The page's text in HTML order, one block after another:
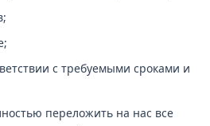
с требуемыми сроками и
переложить на нас все